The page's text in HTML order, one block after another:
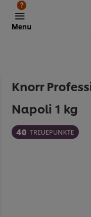
Menu
?
Knorr
Napoli 1 kg
40 TREUEPUNKTE